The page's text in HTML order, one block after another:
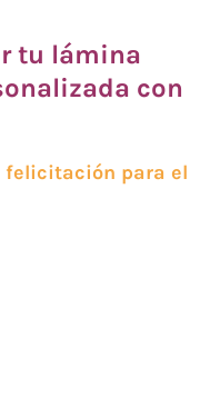
tu lámina
con
para el